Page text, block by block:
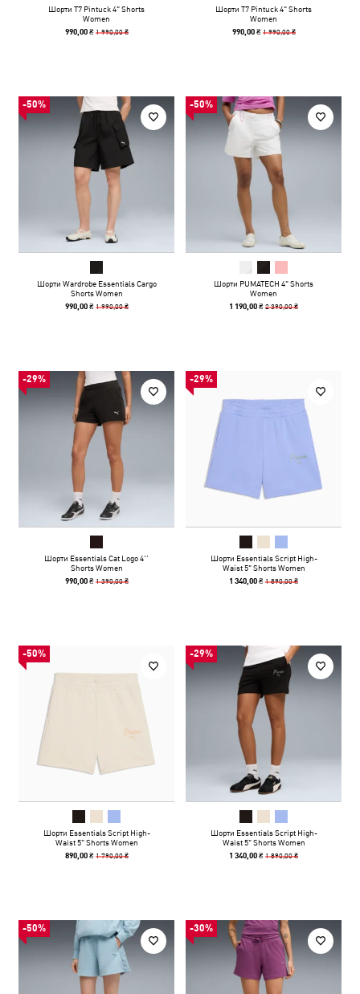
Шорти T7 Pintuck 4" Shorts
Women
990,00 ₴ 1 990,00 ₴
Шорти T7 Pintuck 4" Shorts
Women
990,00 ₴ 1 990,00 ₴
-50%
Шорти Wardrobe Essentials Cargo
Shorts Women
990,00 ₴ 1 990,00 ₴
-50%
Шорти PUMATECH 4" Shorts
Women
1 190,00 ₴2 390,00 ₴
-29%
Шорти Essentials Cat Logo 4’’
Shorts Women
990,00 ₴ 1 390,00 ₴
-29%
Шорти Essentials Script High-
Waist 5" Shorts Women
1 340,00 ₴1 890,00 ₴
-50%
Шорти Essentials Script High-
Waist 5" Shorts Women
890,00 ₴ 1 790,00 ₴
-29%
Шорти Essentials Script High-
Waist 5" Shorts Women
1 340,00 ₴1 890,00 ₴
-50% -30%